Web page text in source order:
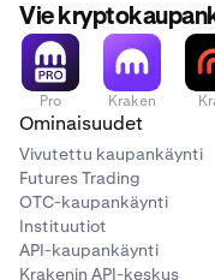
Vie
Pro Kraken
Ominaisuudet
Vivutettu kaupankäynti
Futures Trading
OTC-kaupankäynti
Instituutiot
API-kaupankäynti
Krakenin API-keskus